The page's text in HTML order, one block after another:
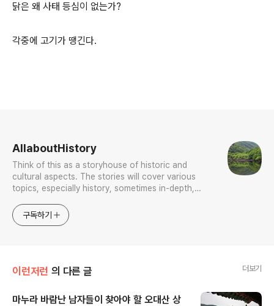
닭은 왜 사태 등심이 없는가?
각중에 고기가 땡긴다.
AllaboutHistory
Think of this as a storyhouse of historic and
cultural aspects. The stories will cover various
topics, especially history, sometimes in-depth,
approach will be to resist any common sense or
generalized viewpoint
구독하기
이런저런 의 다른 글 더보기
마누라 바람난 남자들이 찾아야 할 오대산 상